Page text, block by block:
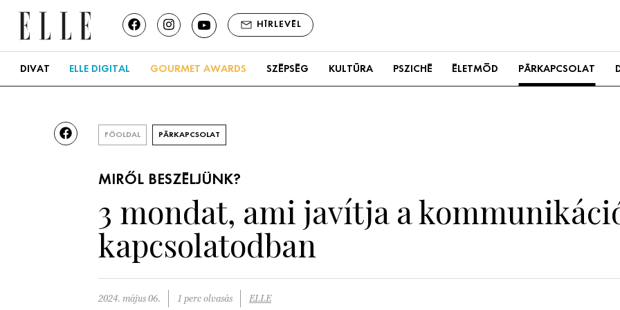
HÍRLEVÉL
DIVAT ELLE DIGITAL GOURMET AWARDS SZÉPSÉG KULTÚRA PSZICHÉ ÉLETMÓD PÁRKAPCSOLAT
FŐOLDAL PÁRKAPCSOLAT
MIRŐL BESZÉLJÜNK?
3 mondat, ami javítja a
kapcsolatodban
2024. május 06. 1 perc olvasás ELLE